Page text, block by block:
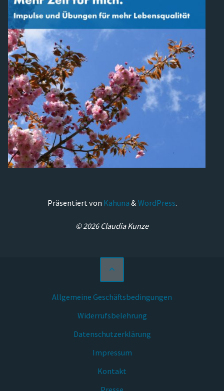
Präsentiert von Kahuna & WordPress.
© 2026 Claudia Kunze
Allgemeine Geschäftsbedingungen
Widerrufsbelehrung
Datenschutzerklärung
Impressum
Kontakt